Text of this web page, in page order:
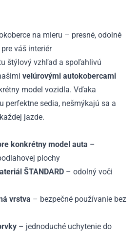
na mieru – presné, odolné
váš interiér
štýlový vzhľad a spoľahlivú
velúrovými autokobercami
model vozidla. Vďaka
perfektne sedia, nešmýkajú sa a
jazde.
konkrétny model auta –
plochy
ŠTANDARD – odolný voči
vrstva – bezpečné používanie bez
– jednoduché uchytenie do